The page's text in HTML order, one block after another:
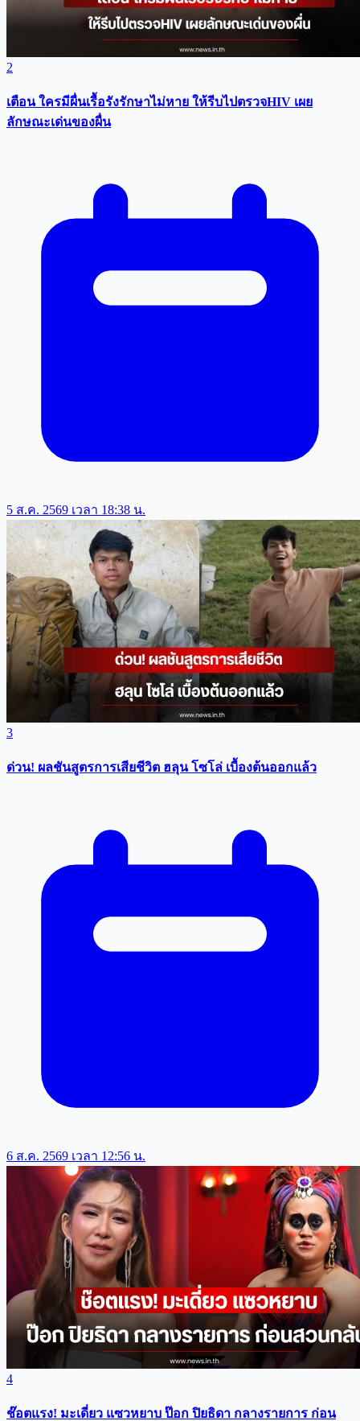
2
เตือน ใครมีผื่นเรื้อรังรักษาไม่หาย ให้รีบไปตรวจHIV เผย
ลักษณะเด่นของผื่น
5 ส.ค. 2569 เวลา 18:38 น.
3
ด่วน! ผลชันสูตรการเสียชีวิต ฮลุน โซโล่ เบื้องต้นออกแล้ว
6 ส.ค. 2569 เวลา 12:56 น.
4
ช๊อตแรง! มะเดี่ยว แซวหยาบ ป๊อก ปิยธิดา กลางรายการ ก่อน